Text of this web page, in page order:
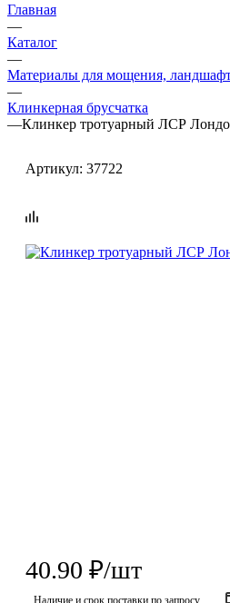
Главная
—
Каталог
—
Материалы для мощения,
—
Клинкерная брусчатка
—Клинкер тротуарный ЛСР
Артикул: 37722
40.90 ₽/шт
Наличие и срок поставки по запросу